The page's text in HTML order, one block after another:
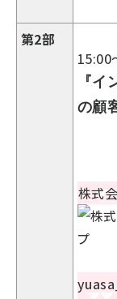
第2部
15:00
『
の顧